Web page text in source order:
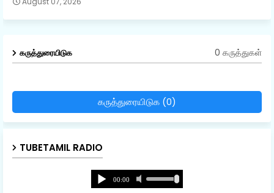
கருத்துரையிடுக 0 கருத்துகள்
கருத்துரையிடுக (0)
TUBETAMIL RADIO